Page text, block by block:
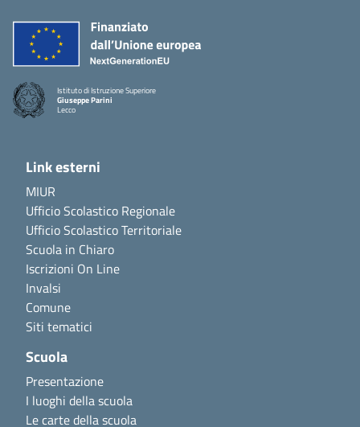
Istituto di Istruzione Superiore
Giuseppe Parini
Lecco
Link esterni
MIUR
Ufficio Scolastico Regionale
Ufficio Scolastico Territoriale
Scuola in Chiaro
Iscrizioni On Line
Invalsi
Comune
Siti tematici
Scuola
Presentazione
I luoghi della scuola
Le carte della scuola